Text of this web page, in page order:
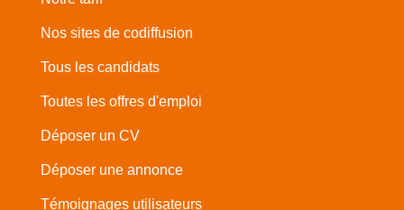
Nos sites de codiffusion
Tous les candidats
Toutes les offres d'emploi
Déposer un CV
Déposer une annonce
Témoignages utilisateurs